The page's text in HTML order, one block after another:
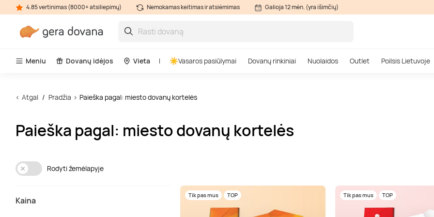
4.85 vertinimas (8000+ atsiliepimų) Nemokamas keitimas ir atsiėmimas Galioja 12 mėn. (yra išimčių)
Meniu Dovanų idėjos Vieta Vasaros pasiūlymai Dovanų rinkiniai Nuolaidos Outlet Poilsis Lietuvoje
Atgal Pradžia Paieška pagal: miesto dovanų kortelės
Paieška pagal: miesto dovanų kortelės
Rodyti žemėlapyje
Kaina Tik pas mus TOP Tik pas mus TOP